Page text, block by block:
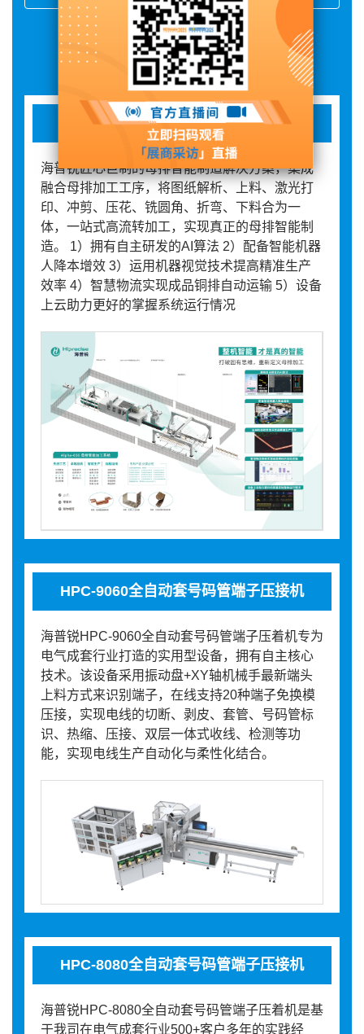
展品详情
母排智能制造解决方案
海普锐匠心巨制的母排智能制造解决方案，集成
融合母排加工工序，将图纸解析、上料、激光打
印、冲剪、压花、铣圆角、折弯、下料合为一
体，一站式高流转加工，实现真正的母排智能制
造。 1）拥有自主研发的AI算法 2）配备智能机器
人降本增效 3）运用机器视觉技术提高精准生产
效率 4）智慧物流实现成品铜排自动运输 5）设备
上云助力更好的掌握系统运行情况
HPC-9060全自动套号码管端子压接机
海普锐HPC-9060全自动套号码管端子压着机专为
电气成套行业打造的实用型设备，拥有自主核心
技术。该设备采用振动盘+XY轴机械手最新端头
上料方式来识别端子，在线支持20种端子免换模
压接，实现电线的切断、剥皮、套管、号码管标
识、热缩、压接、双层一体式收线、检测等功
能，实现电线生产自动化与柔性化结合。
HPC-8080全自动套号码管端子压接机
海普锐HPC-8080全自动套号码管端子压着机是基
于我司在电气成套行业500+客户多年的实践经